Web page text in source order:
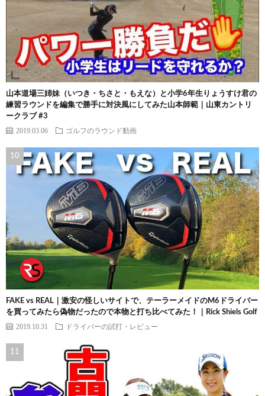
山本道場三姉妹（いつき・ちさと・もえな）と小学6年生りょうすけ君の
練習ラウンドを編集で勝手に対決風にしてみた山本師範｜山東カントリ
ークラブ #3
2019.03.06 ゴルフのラウンド動画
FAKE vs REAL｜激安の怪しいサイトで、テーラーメイドのM6ドライバー
を買ってみたら偽物だったので本物と打ち比べてみた！｜Rick Shiels Golf
2019.10.31 ドライバーの試打・レビュー